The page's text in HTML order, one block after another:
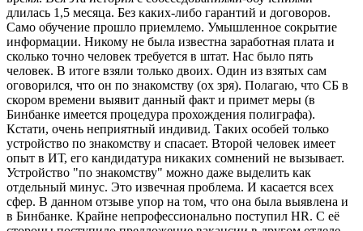
длилась 1,5 месяца. Без каких-либо гарантий и договоров.
Само обучение прошло приемлемо. Умышленное сокрытие
информации. Никому не была известна заработная плата и
сколько точно человек требуется в штат. Нас было пять
человек. В итоге взяли только двоих. Один из взятых сам
оговорился, что он по знакомству (ох зря). Полагаю, что СБ в
скором времени выявит данный факт и примет меры (в
Бинбанке имеется процедура прохождения полиграфа).
Кстати, очень неприятный индивид. Таких особей только
устройство по знакомству и спасает. Второй человек имеет
опыт в ИТ, его кандидатура никаких сомнений не вызывает.
Устройство "по знакомству" можно даже выделить как
отдельный минус. Это извечная проблема. И касается всех
сфер. В данном отзыве упор на том, что она была выявлена и
в Бинбанке. Крайне непрофессионально поступил HR. С её